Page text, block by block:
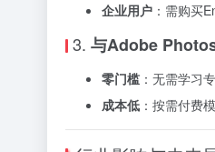
企业用户 ：需购买
3. 与Adobe
零门槛 ：无需学习
成本低 ：按需付费